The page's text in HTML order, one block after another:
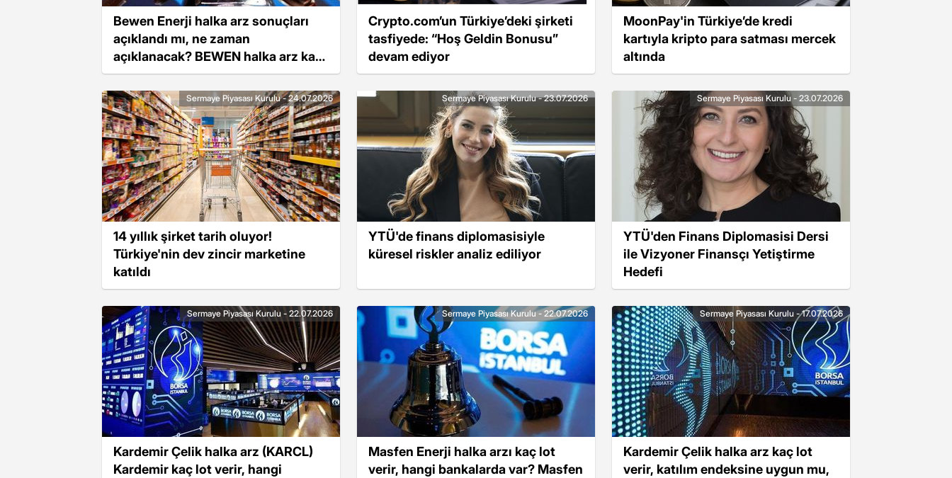
Bewen Enerji halka arz sonuçları
açıklandı mı, ne zaman
açıklanacak? BEWEN halka arz kaç
lot verir?
Crypto.com’un Türkiye’deki şirketi
tasfiyede: “Hoş Geldin Bonusu”
devam ediyor
MoonPay'in Türkiye’de kredi
kartıyla kripto para satması mercek
altında
14 yıllık şirket tarih oluyor!
Türkiye'nin dev zincir marketine
katıldı
Sermaye Piyasası Kurulu - 24.07.2026
YTÜ'de finans diplomasisiyle
küresel riskler analiz ediliyor
Sermaye Piyasası Kurulu - 23.07.2026
YTÜ'den Finans Diplomasisi Dersi
ile Vizyoner Finansçı Yetiştirme
Hedefi
Sermaye Piyasası Kurulu - 23.07.2026
Kardemir Çelik halka arz (KARCL)
Kardemir kaç lot verir, hangi
Sermaye Piyasası Kurulu - 22.07.2026
Masfen Enerji halka arzı kaç lot
verir, hangi bankalarda var? Masfen
Sermaye Piyasası Kurulu - 22.07.2026
Kardemir Çelik halka arz kaç lot
verir, katılım endeksine uygun mu,
Sermaye Piyasası Kurulu - 17.07.2026